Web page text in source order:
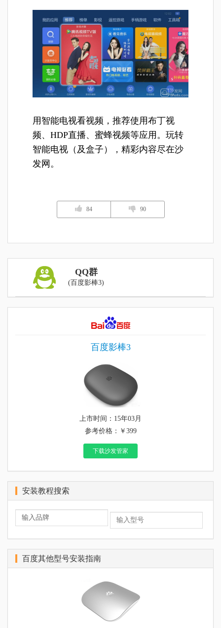
用智能电视看视频，推荐使用布丁视
频、HDP直播、蜜蜂视频等应用。玩转
智能电视（及盒子），精彩内容尽在沙
发网。
84 90
QQ群
(百度影棒3)
百度影棒3
上市时间：15年03月
参考价格：￥399
下载沙发管家
安装教程搜索
百度其他型号安装指南